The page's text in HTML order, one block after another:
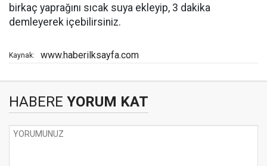
birkaç yaprağını sıcak suya ekleyip, 3 dakika
demleyerek içebilirsiniz.
Kaynak: www.haberilksayfa.com
HABERE YORUM KAT